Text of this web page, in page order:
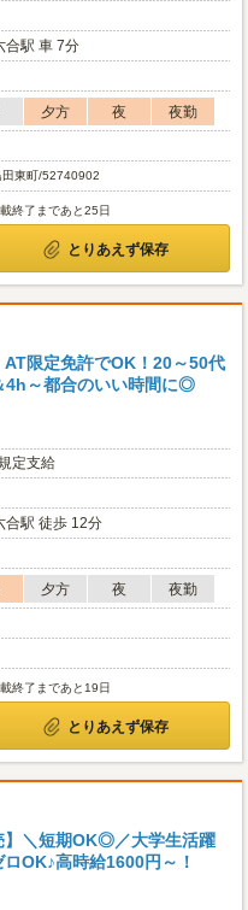
合駅 車 7分
夕方 夜
夜勤
田東町/52740902
終了まであと25日
とりあえず保存
AT限定免許でOK！20～50代
4h～都合のいい時間に◎
定支給
合駅 徒歩 12分
夕方 夜
夜勤
終了まであと19日
とりあえず保存
】＼短期OK◎／大学生活躍
OK♪高時給1600円～！